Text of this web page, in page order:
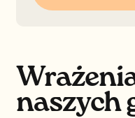
naszych